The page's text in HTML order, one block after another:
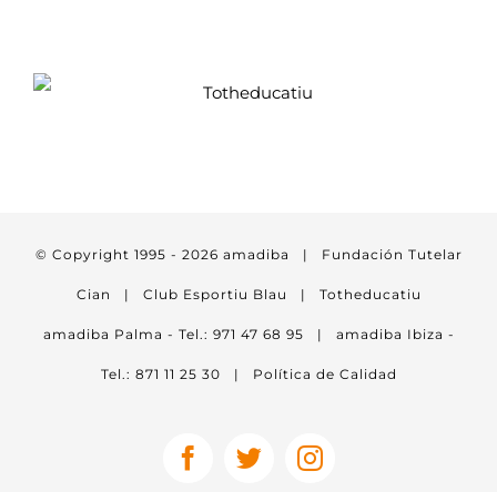
© Copyright 1995 - 2026 amadiba | Fundación Tutelar
Cian | Club Esportiu Blau | Totheducatiu
amadiba Palma - Tel.: 971 47 68 95 | amadiba Ibiza -
Tel.: 871 11 25 30 | Política de Calidad
Facebook
TwitterInstagram